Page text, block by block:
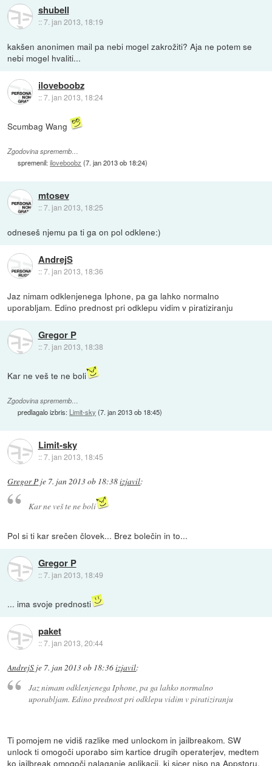
shubell
::7. jan 2013, 18:19
kakšen anonimen mail pa nebi mogel zakrožiti? Aja ne potem se
nebi mogel hvaliti...
iloveboobz
::7. jan 2013, 18:24
Scumbag Wang
Zgodovina sprememb…
spremenil:iloveboobz (7. jan 2013 ob 18:24)
mtosev
::7. jan 2013, 18:25
odneseš njemu pa ti ga on pol odklene:)
AndrejS
::7. jan 2013, 18:36
Jaz nimam odklenjenega Iphone, pa ga lahko normalno
uporabljam. Edino prednost pri odklepu vidim v piratiziranju
Gregor P
::7. jan 2013, 18:38
Kar ne veš te ne boli
Zgodovina sprememb…
predlagalo izbris: Limit-sky (7. jan 2013 ob 18:45)
Limit-sky
::7. jan 2013, 18:45
Gregor P je 7. jan 2013 ob 18:38izjavil:
Kar ne veš te ne boli
Pol si ti kar srečen človek... Brez bolečin in to...
Gregor P
::7. jan 2013, 18:49
... ima svoje prednosti
paket
::7. jan 2013, 20:44
AndrejS je 7. jan 2013 ob 18:36izjavil:
Jaz nimam odklenjenega Iphone, pa ga lahko normalno
uporabljam. Edino prednost pri odklepu vidim v piratiziranju
Ti pomojem ne vidiš razlike med unlockom in jailbreakom. SW
unlock ti omogoči uporabo sim kartice drugih operaterjev, medtem
ko jailbreak omogoči nalaganje aplikacij, ki sicer niso na Appstoru.